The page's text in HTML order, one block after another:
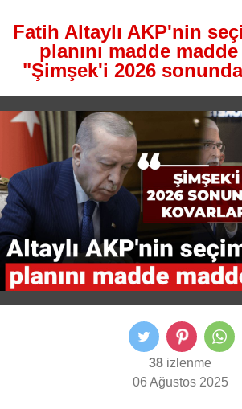
Fatih Altaylı AKP'nin
planını madde madde
"Şimşek'i 2026
38 izlenme
06 Ağustos 2025